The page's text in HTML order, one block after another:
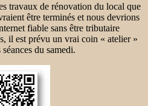
travaux de rénovation du local que
être terminés et nous devrions
fiable sans être tributaire
il est prévu un vrai coin « atelier »
du samedi.